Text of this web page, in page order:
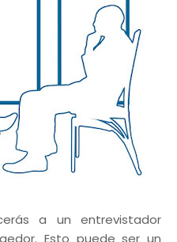
a un entrevistador
Esto puede ser un